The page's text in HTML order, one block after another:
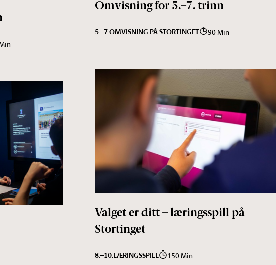
Omvisning for 5.–7. trinn
5.–7.OMVISNING PÅ STORTINGET 90 Min
Valget er ditt – læringsspill på
Stortinget
8.–10.LÆRINGSSPILL 150 Min